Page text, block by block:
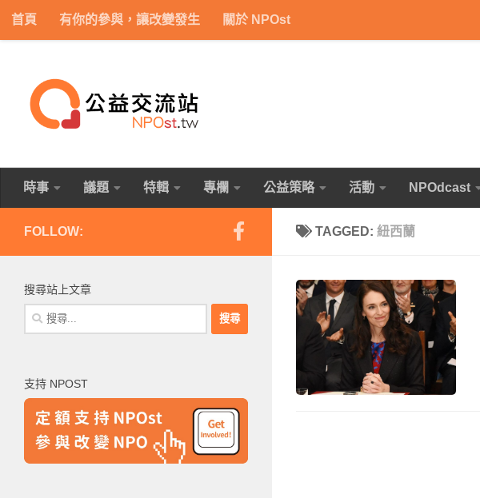
Skip to content
首頁 有你的參與，讓改變發生 關於 NPOst
時事 議題 特輯 專欄 公益策略 活動 NPOdcast
TAGGED: 紐西蘭
FOLLOW:
搜尋站上文章
搜
尋
字:
支持 NPOST